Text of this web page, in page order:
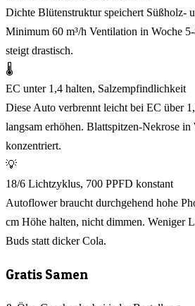
Dichte Blütenstruktur speichert Süßholz-
Minimum 60 m³/h Ventilation in Woche
steigt drastisch.
🌡️
EC unter 1,4 halten, Salzempfindlichkeit
Diese Auto verbrennt leicht bei EC über
langsam erhöhen. Blattspitzen-Nekrose in
konzentriert.
💡
18/6 Lichtzyklus, 700 PPFD konstant
Autoflower braucht durchgehend hohe
cm Höhe halten, nicht dimmen. Weniger
Buds statt dicker Cola.
Gratis Samen